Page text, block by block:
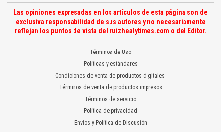
Las opiniones expresadas en los artículos de esta página son de
exclusiva responsabilidad de sus autores y no necesariamente
reflejan los puntos de vista del ruizhealytimes.com o del Editor.
Términos de Uso
Políticas y estándares
Condiciones de venta de productos digitales
Términos de venta de productos impresos
Términos de servicio
Política de privacidad
Envíos y Política de Discusión